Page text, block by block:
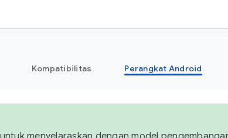
Kompatibilitas Perangkat Android